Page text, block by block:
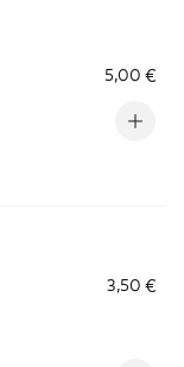
5,00 €
3,50 €